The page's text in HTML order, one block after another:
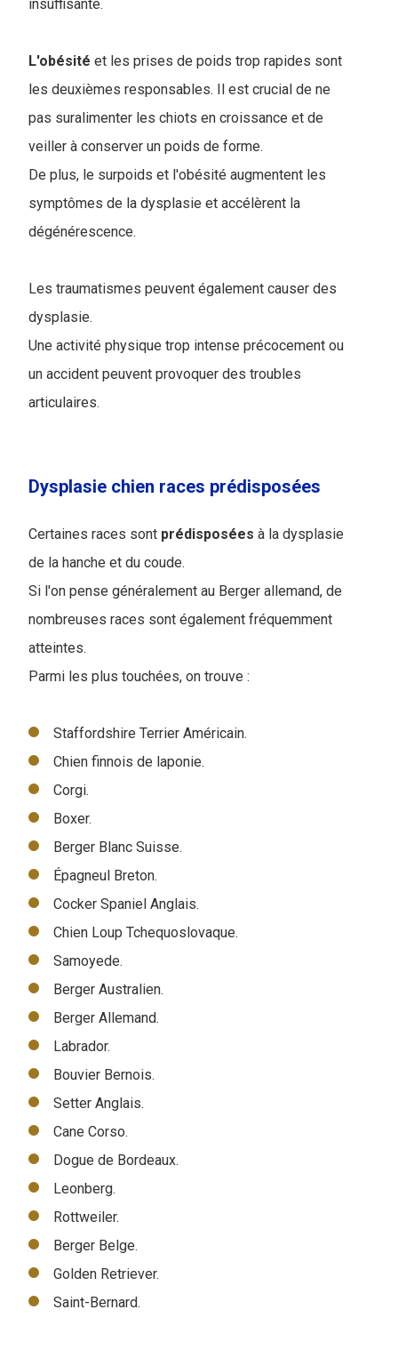
insuffisante.
L'obésité et les prises de poids trop rapides sont
les deuxièmes responsables. Il est crucial de ne
pas suralimenter les chiots en croissance et de
veiller à conserver un poids de forme.
De plus, le surpoids et l'obésité augmentent les
symptômes de la dysplasie et accélèrent la
dégénérescence.
Les traumatismes peuvent également causer des
dysplasie.
Une activité physique trop intense précocement ou
un accident peuvent provoquer des troubles
articulaires.
Dysplasie chien races prédisposées
Certaines races sont prédisposées à la dysplasie
de la hanche et du coude.
Si l'on pense généralement au Berger allemand, de
nombreuses races sont également fréquemment
atteintes.
Parmi les plus touchées, on trouve :
Staffordshire Terrier Américain.
Chien finnois de laponie.
Corgi.
Boxer.
Berger Blanc Suisse.
Épagneul Breton.
Cocker Spaniel Anglais.
Chien Loup Tchequoslovaque.
Samoyede.
Berger Australien.
Berger Allemand.
Labrador.
Bouvier Bernois.
Setter Anglais.
Cane Corso.
Dogue de Bordeaux.
Leonberg.
Rottweiler.
Berger Belge.
Golden Retriever.
Saint-Bernard.